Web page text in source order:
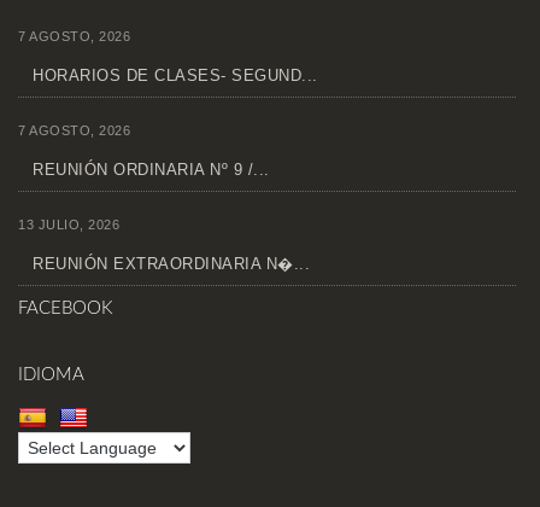
7 AGOSTO, 2026
HORARIOS DE CLASES- SEGUND...
7 AGOSTO, 2026
REUNIÓN ORDINARIA Nº 9 /...
13 JULIO, 2026
REUNIÓN EXTRAORDINARIA N�...
FACEBOOK
IDIOMA